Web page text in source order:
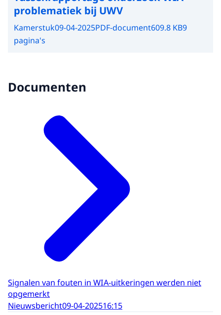
problematiek bij UWV
Kamerstuk09-04-2025PDF-document609.8 KB9
pagina's
Documenten
Signalen van fouten in WIA-uitkeringen werden niet
opgemerkt
Nieuwsbericht09-04-202516:15